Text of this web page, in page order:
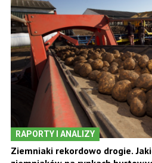
RAPORTY I ANALIZY
Ziemniaki rekordowo drogie.